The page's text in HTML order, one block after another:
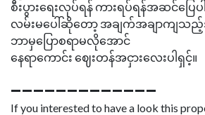
စီးပွားရေးလုပ်ရန် ကားရပ်ရန်အဆင်ပြေ
လမ်းမပေါ်ဆိုတော့ အချက်အချာကျ
ဘာမှပြောစရာမလိုအောင်
နေရာကောင်း ဈေးတန်အငှားလေးပါရှင့်။
➖➖➖➖➖➖➖➖➖➖➖➖➖
If you interested to have a look this